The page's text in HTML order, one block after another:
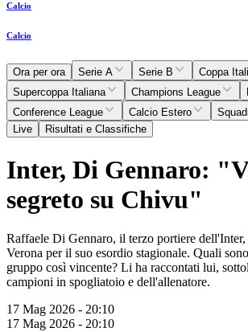
Calcio
Calcio
Ora per ora Serie A Serie B
Coppa
Supercoppa Italiana
Champions League
Conference League
Calcio Estero
Live
Risultati e Classifiche
Inter, Di Gennaro:
segreto su Chivu"
Raffaele Di Gennaro, il terzo portiere
Verona per il suo esordio stagionale. Quali
gruppo così vincente? Li ha raccontati lui,
campioni in spogliatoio e dell'allenatore.
17 Mag 2026 - 20:10
17 Mag 2026 - 20:10